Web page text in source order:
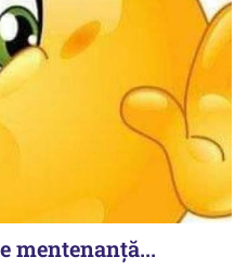
mentenanță...